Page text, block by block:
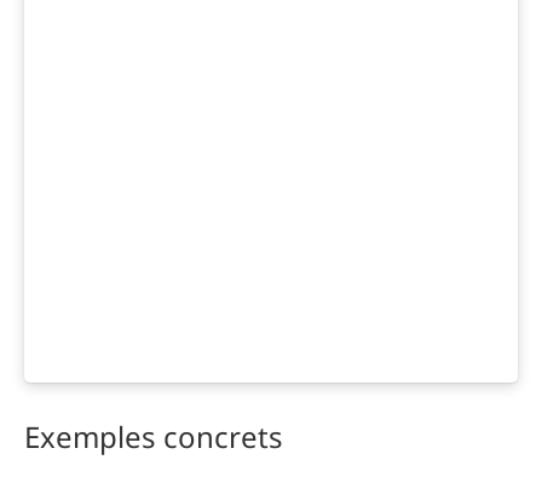
Exemples concrets